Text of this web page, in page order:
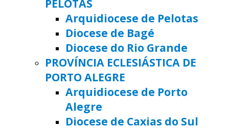
PELOTAS
Arquidiocese de Pelotas
Diocese de Bagé
Diocese do Rio Grande
PROVÍNCIA ECLESIÁSTICA DE
PORTO ALEGRE
Arquidiocese de Porto
Alegre
Diocese de Caxias do Sul